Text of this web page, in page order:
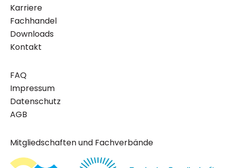
Karriere
Fachhandel
Downloads
Kontakt
FAQ
Impressum
Datenschutz
AGB
Mitgliedschaften und Fachverbände